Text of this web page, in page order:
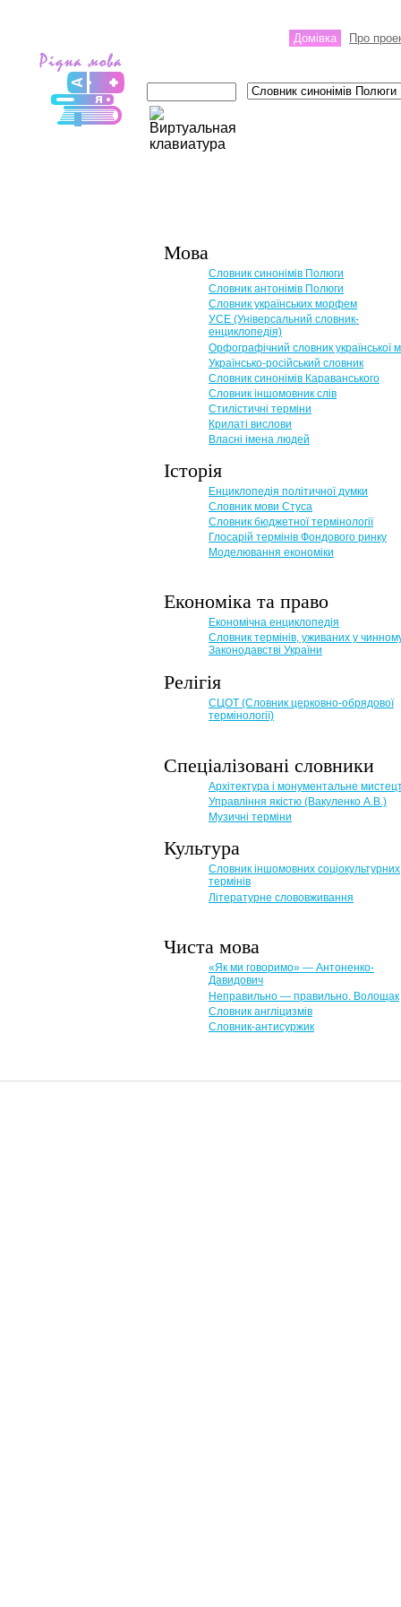
Домівка Про
Мова
Словник синонімів Полюги
Словник антонімів Полюги
Словник українських морфем
УСЕ (Універсальний словник-
енциклопедія)
Орфографічний словник української
Українсько-російський словник
Словник синонімів Караванського
Словник іншомовник слів
Стилістичні терміни
Крилаті вислови
Власні імена людей
Історія
Енциклопедія політичної думки
Словник мови Стуса
Словник бюджетної термінології
Глосарій термінів Фондового ринку
Моделювання економіки
Економіка та право
Eкономічна енциклопедія
Словник термінів, уживаних у
Законодавстві України
Релігія
СЦОТ (Словник церковно-обрядової
термінології)
Спеціалізовані словники
Архітектура і монументальне
Управління якістю (Вакуленко А.В.)
Музичні терміни
Культура
Словник іншомовних соціокультурних
термінів
Літературне слововживання
Чиста мова
«Як ми говоримо» — Антоненко-
Давидович
Неправильно — правильно. Волощак
Словник англіцизмів
Словник-антисуржик